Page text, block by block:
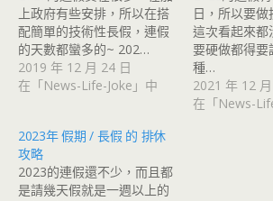
上政府有些安排，所以在搭
配簡單的技術性長假，連假
的天數都蠻多的~ 202…
2019 年 12 月 24 日
在「News-Life-Joke」中
日，所以要做
這次看起來都
要硬做都得要
種…
2021 年 12
在「News-
2023年 假期 / 長假 的 排休
攻略
2023的連假還不少，而且都
是請幾天假就是一週以上的